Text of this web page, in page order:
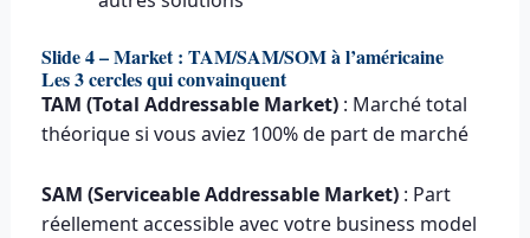
Slide 4 – Market : TAM/SAM/SOM à l’américaine
Les 3 cercles qui convainquent
TAM (Total Addressable Market): Marché total
théorique si vous aviez 100% de part de marché
SAM (Serviceable Addressable Market): Part
réellement accessible avec votre business model